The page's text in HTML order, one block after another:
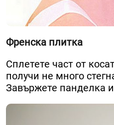
Френска плитка
Сплетете част от
получи не много
Завържете панделка и